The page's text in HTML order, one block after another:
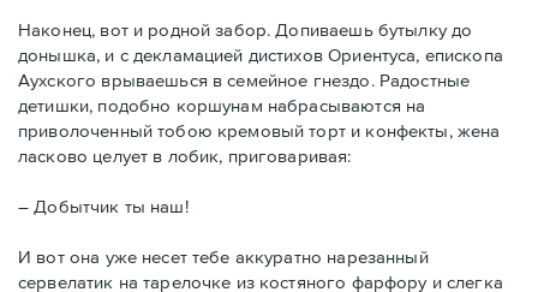
Наконец, вот и родной забор. Допиваешь бутылку до
донышка, и с декламацией дистихов Ориентуса, епископа
Аухского врываешься в семейное гнездо. Радостные
детишки, подобно коршунам набрасываются на
приволоченный тобою кремовый торт и конфекты, жена
ласково целует в лобик, приговаривая:
– Добытчик ты наш!
И вот она уже несет тебе аккуратно нарезанный
сервелатик на тарелочке из костяного фарфору и слегка